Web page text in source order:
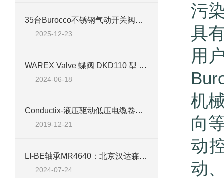
35台Burocco不锈钢气动开关阀维修全记录：钢厂设备的重生之旅
2025-12-23
WAREX Valve 蝶阀 DKD110 型 DN 200 技术介绍
2024-06-18
Conductix-液压驱动低压电缆卷筒NAMI简介
2019-12-21
​LI-BE轴承MR4640：北京汉达森经销产品的全面解析
2024-07-24
污
具
用
机
向
动
动